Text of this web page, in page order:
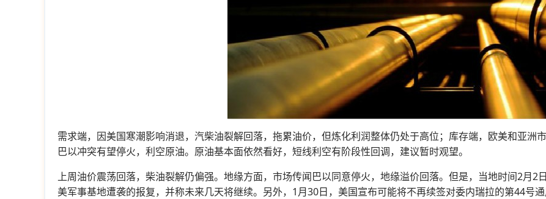
需求端，因美国寒潮影响消退，汽柴油裂解回落，拖累油价，但炼化利润整体仍处于高位；库存端，欧美和亚洲
巴以冲突有望停火，利空原油。原油基本面依然看好，短线利空有阶段性回调，建议暂时观望。
上周油价震荡回落，柴油裂解仍偏强。地缘方面，市场传闻巴以同意停火，地缘溢价回落。但是，当地时间2月2
美军事基地遭袭的报复，并称未来几天将继续。另外，1月30日，美国宣布可能将不再续签对委内瑞拉的第44号